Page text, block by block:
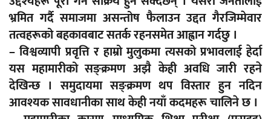
भ्रमित गर्दै समाजमा असन्तोष फैलाउन उद्दत गैरजिम्मेवार
तत्वहरूको बहकावबाट सतर्क रहनसमेत आह्वान गर्दछु ।
– विश्वव्यापी प्रवृत्ति र हाम्रो मुलुकमा त्यसको प्रभावलाई हेर्दा
यस महामारीको सङ्क्रमण अझै केही अवधि जारी रहने
देखिन्छ । समुदायमा सङ्क्रमण थप विस्तार हुन नदिन
आवश्यक सावधानीका साथ केही नयाँ कदमहरू चालिने छ ।